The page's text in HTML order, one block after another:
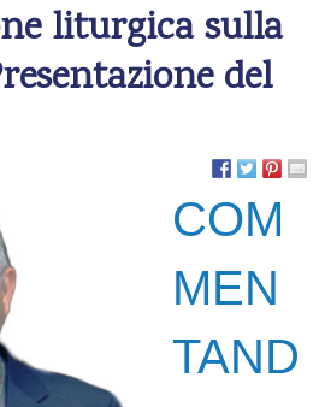
liturgica sulla
del
COM
MEN
TAND